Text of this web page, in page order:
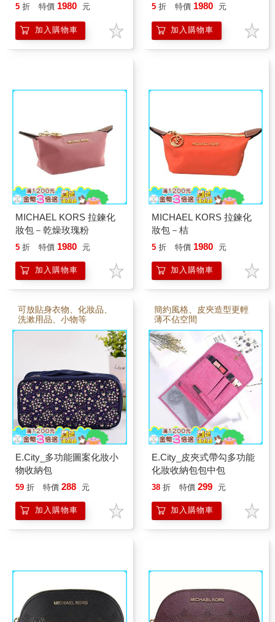
5 折 特價 1980 元
加入購物車
5 折 特價 1980 元
加入購物車
MICHAEL KORS 拉鍊化
妝包－乾燥玫瑰粉
5 折 特價 1980 元
加入購物車
MICHAEL KORS 拉鍊化
妝包－桔
5 折 特價 1980 元
加入購物車
可放貼身衣物、化妝品、
洗漱用品、小物等
E.City_多功能圖案化妝小
物收納包
59 折 特價 288 元
加入購物車
簡約風格、皮夾造型更輕
薄不佔空間
E.City_皮夾式帶勾多功能
化妝收納包包中包
38 折 特價 299 元
加入購物車